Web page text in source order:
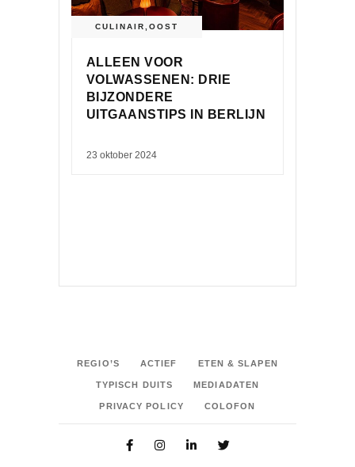
CULINAIR OOST
ALLEEN VOOR
VOLWASSENEN: DRIE
BIJZONDERE
UITGAANSTIPS IN BERLIJN
23 oktober 2024
REGIO’S ACTIEF ETEN & SLAPEN
TYPISCH DUITS MEDIADATEN
PRIVACY POLICY COLOFON